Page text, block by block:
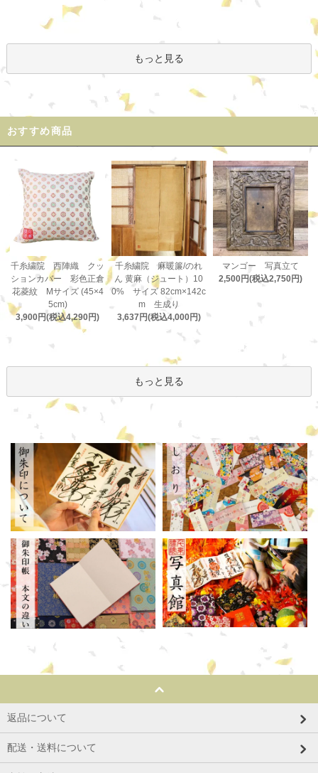
もっと見る
おすすめ商品
千糸繍院 西陣織 クッ
ションカバー 彩色正倉
花菱紋 Mサイズ (45×4
5cm)
3,900円(税込4,290円)
千糸繍院 麻暖簾/のれ
ん 黄麻（ジュート）10
0% サイズ 82cm×142c
m 生成り
3,637円(税込4,000円)
マンゴー 写真立て
2,500円(税込2,750円)
もっと見る
返品について
配送・送料について